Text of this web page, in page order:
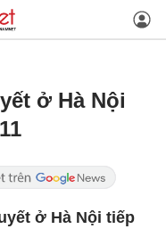
ở Hà Nội
ở Hà Nội tiếp